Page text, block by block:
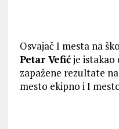
Osvajač I mesta na
Petar Vefićje istakao
zapažene rezultate
mesto ekipno i I